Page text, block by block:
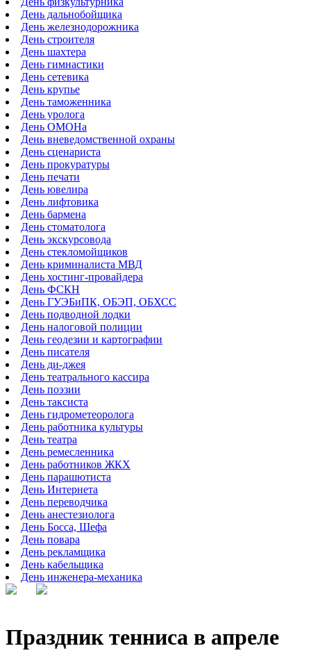
День дальнобойщика
День железнодорожника
День строителя
День шахтера
День гимнастики
День сетевика
День крупье
День таможенника
День уролога
День ОМОНа
День вневедомственной охраны
День сценариста
День прокуратуры
День печати
День ювелира
День лифтовика
День бармена
День стоматолога
День экскурсовода
День стекломойщиков
День криминалиста МВД
День хостинг-провайдера
День ФСКН
День ГУЭБиПК, ОБЭП, ОБХСС
День подводной лодки
День налоговой полиции
День геодезии и картографии
День писателя
День ди-джея
День театрального кассира
День поэзии
День таксиста
День гидрометеоролога
День работника культуры
День театра
День ремесленника
День работников ЖКХ
День парашютиста
День Интернета
День переводчика
День анестезиолога
День Босса, Шефа
День повара
День рекламщика
День кабельщика
День инженера-механика
Праздник тенниса в апреле